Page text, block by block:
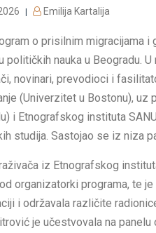
| Emilija Kartalija
o prisilnim migracijama i
političkih nauka u Beogradu.
novinari, prevodioci i
(Univerzitet u Bostonu), uz
i Etnografskog instituta
studija. Sastojao se iz niza
iz Etnografskog
organizatorki programa, te
i održavala različite
je učestvovala na